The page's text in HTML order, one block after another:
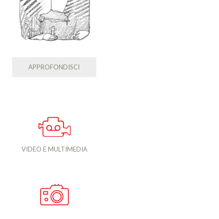
APPROFONDISCI
VIDEO E MULTIMEDIA